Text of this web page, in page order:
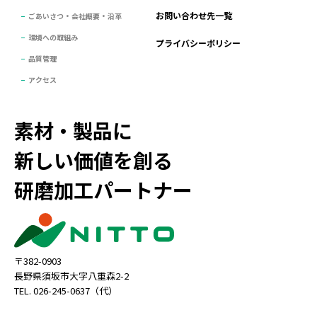
素材・製品に
新しい価値を創る
研磨加工パートナー
〒382-0903
長野県須坂市大字八重森2-2
TEL. 026-245-0637（代）
ごあいさつ・会社概要・沿革
環境への取組み
品質管理
アクセス
お問い合わせ先一覧
プライバシーポリシー